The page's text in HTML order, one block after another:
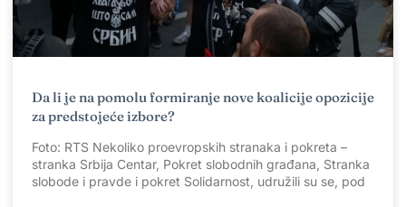
Da li je na pomolu formiranje nove koalicije opozicije
za predstojeće izbore?
Foto: RTS Nekoliko proevropskih stranaka i pokreta –
stranka Srbija Centar, Pokret slobodnih građana, Stranka
slobode i pravde i pokret Solidarnost, udružili su se, pod